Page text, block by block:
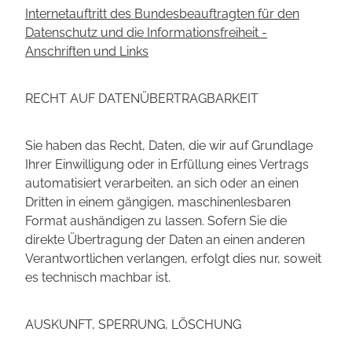
Internetauftritt des Bundesbeauftragten für den
Datenschutz und die Informationsfreiheit -
Anschriften und Links
RECHT AUF DATENÜBERTRAGBARKEIT
Sie haben das Recht, Daten, die wir auf Grundlage
Ihrer Einwilligung oder in Erfüllung eines Vertrags
automatisiert verarbeiten, an sich oder an einen
Dritten in einem gängigen, maschinenlesbaren
Format aushändigen zu lassen. Sofern Sie die
direkte Übertragung der Daten an einen anderen
Verantwortlichen verlangen, erfolgt dies nur, soweit
es technisch machbar ist.
AUSKUNFT, SPERRUNG, LÖSCHUNG